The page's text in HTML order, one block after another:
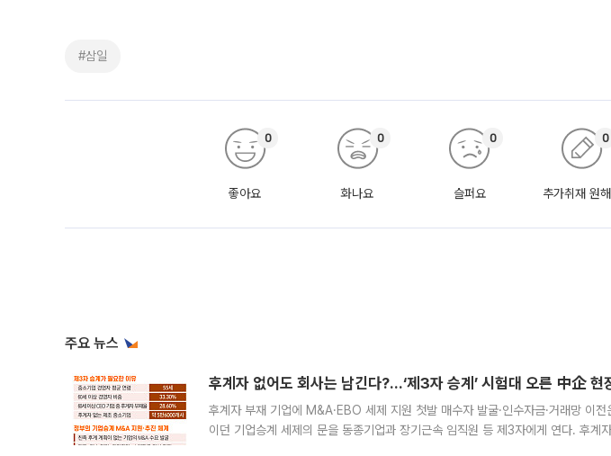
#삼일
좋아요
0
화나요
0
슬퍼요
0
추가취재 원
0
주요 뉴스
후계자 없어도 회사는 남긴다?…‘제3자 승계’ 시험대 오른 中企
후계자 부재 기업에 M&A·EBO 세제 지원 첫발 매수자 발굴·인수자금·거래망 이
이던 기업승계 세제의 문을 동종기업과 장기근속 임직원 등 제3자에게 연다. 후계